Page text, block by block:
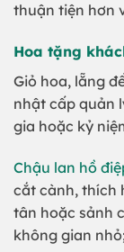
thuận tiện hơn
Hoa tặng
Giỏ hoa, lẵng
nhật cấp quản
gia hoặc kỷ
Chậu lan hồ
cắt cành, thích
tân hoặc sảnh
không gian